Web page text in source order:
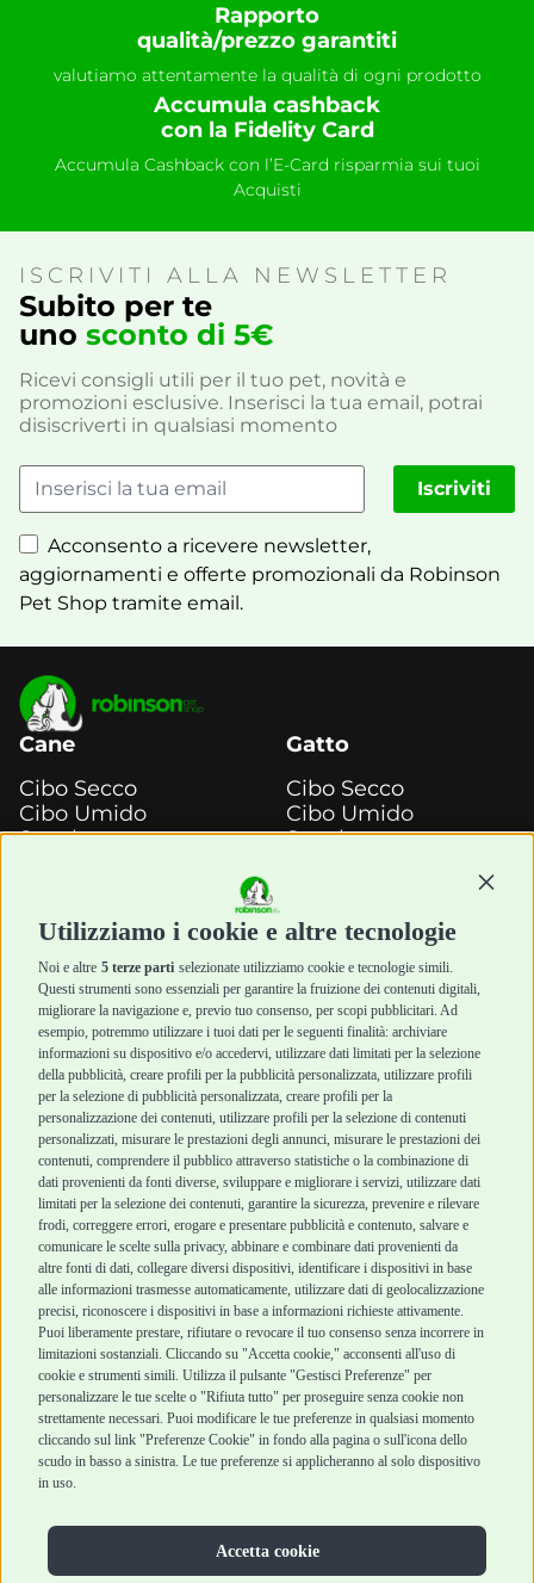
Utilizziamo i cookie e altre tecnologie
Noi e altre 5 terze parti selezionate utilizziamo cookie e tecnologie simili.
Questi strumenti sono essenziali per garantire la fruizione dei contenuti digitali,
migliorare la navigazione e, previo tuo consenso, per scopi pubblicitari. Ad
esempio, potremmo utilizzare i tuoi dati per le seguenti finalità: archiviare
informazioni su dispositivo e/o accedervi, utilizzare dati limitati per la selezione
della pubblicità, creare profili per la pubblicità personalizzata, utilizzare profili
per la selezione di pubblicità personalizzata, creare profili per la
personalizzazione dei contenuti, utilizzare profili per la selezione di contenuti
personalizzati, misurare le prestazioni degli annunci, misurare le prestazioni dei
contenuti, comprendere il pubblico attraverso statistiche o la combinazione di
dati provenienti da fonti diverse, sviluppare e migliorare i servizi, utilizzare dati
limitati per la selezione dei contenuti, garantire la sicurezza, prevenire e rilevare
frodi, correggere errori, erogare e presentare pubblicità e contenuto, salvare e
comunicare le scelte sulla privacy, abbinare e combinare dati provenienti da
altre fonti di dati, collegare diversi dispositivi, identificare i dispositivi in base
alle informazioni trasmesse automaticamente, utilizzare dati di geolocalizzazione
precisi, riconoscere i dispositivi in base a informazioni richieste attivamente.
Puoi liberamente prestare, rifiutare o revocare il tuo consenso senza incorrere in
limitazioni sostanziali. Cliccando su "Accetta cookie," acconsenti all'uso di
cookie e strumenti simili. Utilizza il pulsante "Gestisci Preferenze" per
personalizzare le tue scelte o "Rifiuta tutto" per proseguire senza cookie non
strettamente necessari. Puoi modificare le tue preferenze in qualsiasi momento
cliccando sul link "Preferenze Cookie" in fondo alla pagina o sull'icona dello
scudo in basso a sinistra. Le tue preferenze si applicheranno al solo dispositivo
in uso.
Accetta cookie
Rapporto
qualità/prezzo garantiti
valutiamo attentamente la qualità di ogni prodotto
Accumula cashback
con la Fidelity Card
Accumula Cashback con l’E-Card risparmia sui tuoi
Acquisti
ISCRIVITI ALLA NEWSLETTER
Subito per te
uno sconto di 5€
Ricevi consigli utili per il tuo pet, novità e
promozioni esclusive. Inserisci la tua email, potrai
disiscriverti in qualsiasi momento
Acconsento a ricevere newsletter,
aggiornamenti e offerte promozionali da Robinson
Pet Shop tramite email.
Iscriviti
Cane
Cibo Secco
Cibo Umido
Snack e
Igiene e Pulizia
Accessori
Cani Mini
Top Quality
Gatto
Cibo Secco
Cibo Umido
Snack e
Igiene e Pulizia
Accessori
Top Quality
Robinson Pet Shop
Chi siamo
Punti vendita
Marchi
Blog
Assistenza Robinson
Pet Shop
Offerte
Promozioni
Recensioni Feedaty
Acquisti sicuri
Termini e condizioni
di vendita
Cashback
Metodi di
pagamento
Recesso e Reso
Spedizioni
Robinson Pet Shop S.r.l.
Via V. Giovanni Schiaparelli, 21 – 47122 Forlì (FC)
P.iva 04095130409 | REA: FO 329541
info@robinsonpetshop.it | Tel. 0543 096850
Copyright © 2025 Robinsonpetshop.it s.r.l. – Tutti i diritti
Privacy Policy|Cookie Policy